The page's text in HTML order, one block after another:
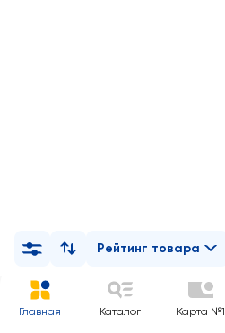
Рейтинг товара
Главная Каталог Карта №1